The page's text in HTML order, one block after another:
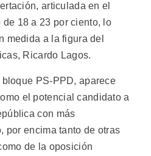
articulada en el
18 a 23 por ciento, lo
medida a la figura del
Ricardo Lagos.
PS-PPD, aparece
el potencial candidato a
con más
por encima tanto de otras
de la oposición